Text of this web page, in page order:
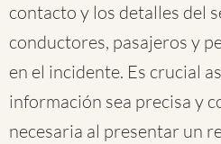
contacto y los detalles del
conductores, pasajeros y
en el incidente. Es crucial
información sea precisa y
necesaria al presentar un